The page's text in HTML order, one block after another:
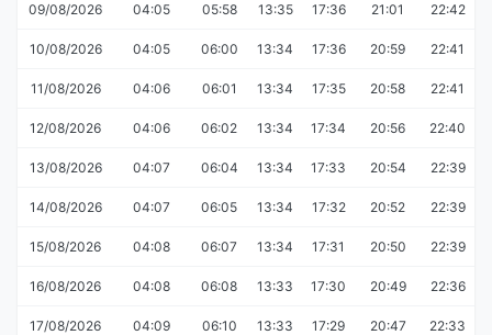
09/08/2026 04:05 05:58 13:35 17:36 21:01 22:42
10/08/2026 04:05 06:00 13:34 17:36 20:59 22:41
11/08/2026 04:06 06:01 13:34 17:35 20:58 22:41
12/08/2026 04:06 06:02 13:34 17:34 20:56 22:40
13/08/2026 04:07 06:04 13:34 17:33 20:54 22:39
14/08/2026 04:07 06:05 13:34 17:32 20:52 22:39
15/08/2026 04:08 06:07 13:34 17:31 20:50 22:39
16/08/2026 04:08 06:08 13:33 17:30 20:49 22:36
17/08/2026 04:09 06:10 13:33 17:29 20:47 22:33